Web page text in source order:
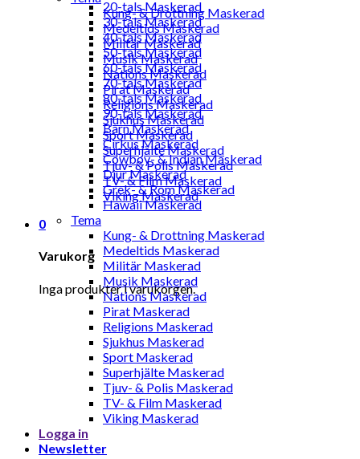
Kung- & Drottning Maskerad
Medeltids Maskerad
Militär Maskerad
Musik Maskerad
Nations Maskerad
Pirat Maskerad
Religions Maskerad
Sjukhus Maskerad
Sport Maskerad
Superhjälte Maskerad
Tjuv- & Polis Maskerad
TV- & Film Maskerad
Viking Maskerad
0
Varukorg
Inga produkter i varukorgen.
20-tals Maskerad
30-tals Maskerad
40-tals Maskerad
50-tals Maskerad
60-tals Maskerad
70-tals Maskerad
80-tals Maskerad
90-tals Maskerad
Barn Maskerad
Cirkus Maskerad
Cowboy- & Indian Maskerad
Djur Maskerad
Grek- & Rom Maskerad
Hawaii Maskerad
Tema
Kung- & Drottning Maskerad
Medeltids Maskerad
Militär Maskerad
Musik Maskerad
Nations Maskerad
Pirat Maskerad
Religions Maskerad
Sjukhus Maskerad
Sport Maskerad
Superhjälte Maskerad
Tjuv- & Polis Maskerad
TV- & Film Maskerad
Viking Maskerad
Logga in
Newsletter